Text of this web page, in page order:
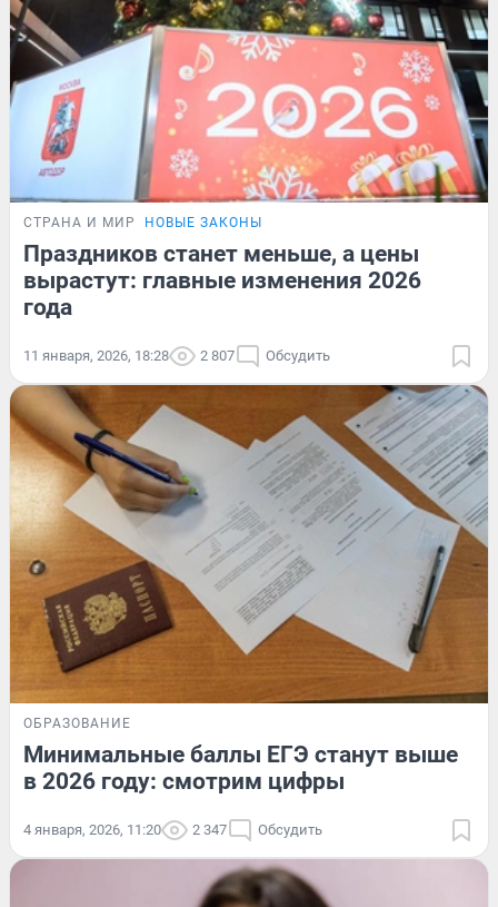
СТРАНА И МИР НОВЫЕ ЗАКОНЫ
Праздников станет меньше, а цены
вырастут: главные изменения 2026
года
11 января, 2026, 18:28 2 807 Обсудить
ОБРАЗОВАНИЕ
Минимальные баллы ЕГЭ станут выше
в 2026 году: смотрим цифры
4 января, 2026, 11:20 2 347 Обсудить